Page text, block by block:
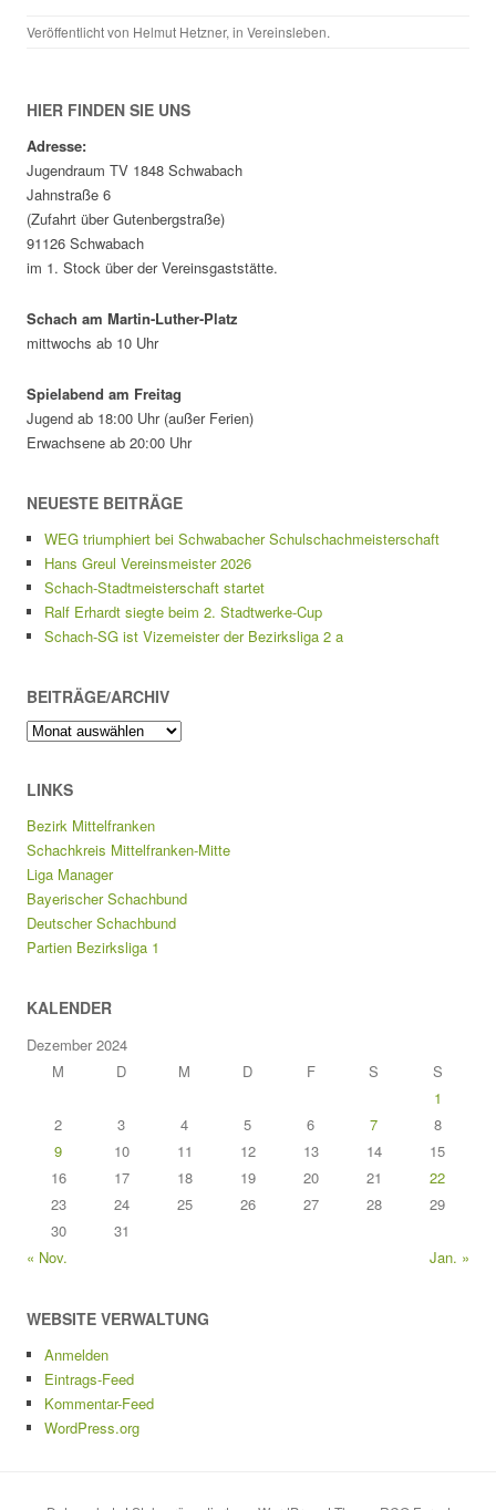
Veröffentlicht von Helmut Hetzner, in Vereinsleben.
HIER FINDEN SIE UNS
Adresse:
Jugendraum TV 1848 Schwabach
Jahnstraße 6
(Zufahrt über Gutenbergstraße)
91126 Schwabach
im 1. Stock über der Vereinsgaststätte.
Schach am Martin-Luther-Platz
mittwochs ab 10 Uhr
Spielabend am Freitag
Jugend ab 18:00 Uhr (außer Ferien)
Erwachsene ab 20:00 Uhr
NEUESTE BEITRÄGE
WEG triumphiert bei Schwabacher Schulschachmeisterschaft
Hans Greul Vereinsmeister 2026
Schach-Stadtmeisterschaft startet
Ralf Erhardt siegte beim 2. Stadtwerke-Cup
Schach-SG ist Vizemeister der Bezirksliga 2 a
BEITRÄGE/ARCHIV
Beiträge/Archiv
LINKS
Bezirk Mittelfranken
Schachkreis Mittelfranken-Mitte
Liga Manager
Bayerischer Schachbund
Deutscher Schachbund
Partien Bezirksliga 1
KALENDER
Dezember 2024
M
D M D F S
S
1
2
3 4 5 6 7
8
9
10 11 12 13 14
15
16
17 18 19 20 21
22
23
24 25 26 27 28
29
30
31
« Nov.
Jan. »
WEBSITE VERWALTUNG
Anmelden
Eintrags-Feed
Kommentar-Feed
WordPress.org